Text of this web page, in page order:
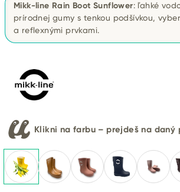
Mikk-line Rain Boot Sunflower: ľahké
prírodnej gumy s tenkou podšívkou,
a reflexnými prvkami.
Klikni na farbu – prejdeš na daný